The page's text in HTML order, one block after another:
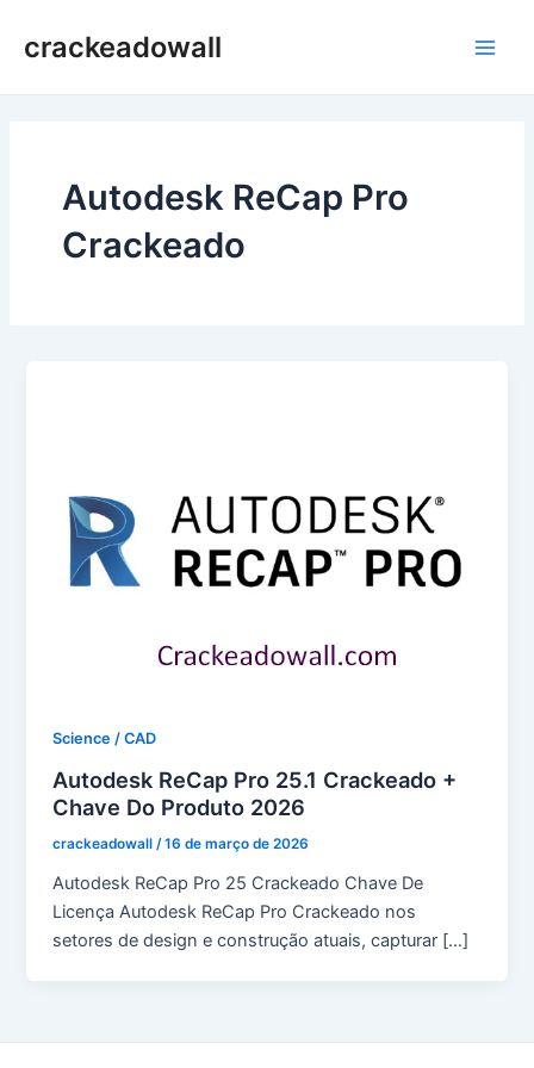
paracrackeadowall
Autodesk ReCap Pro
Crackeado
Science / CAD
Autodesk ReCap Pro 25.1 Crackeado +
Chave Do Produto 2026
crackeadowall/16 de março de 2026
Autodesk ReCap Pro 25 Crackeado Chave De
Licença Autodesk ReCap Pro Crackeado nos
setores de design e construção atuais, capturar […]